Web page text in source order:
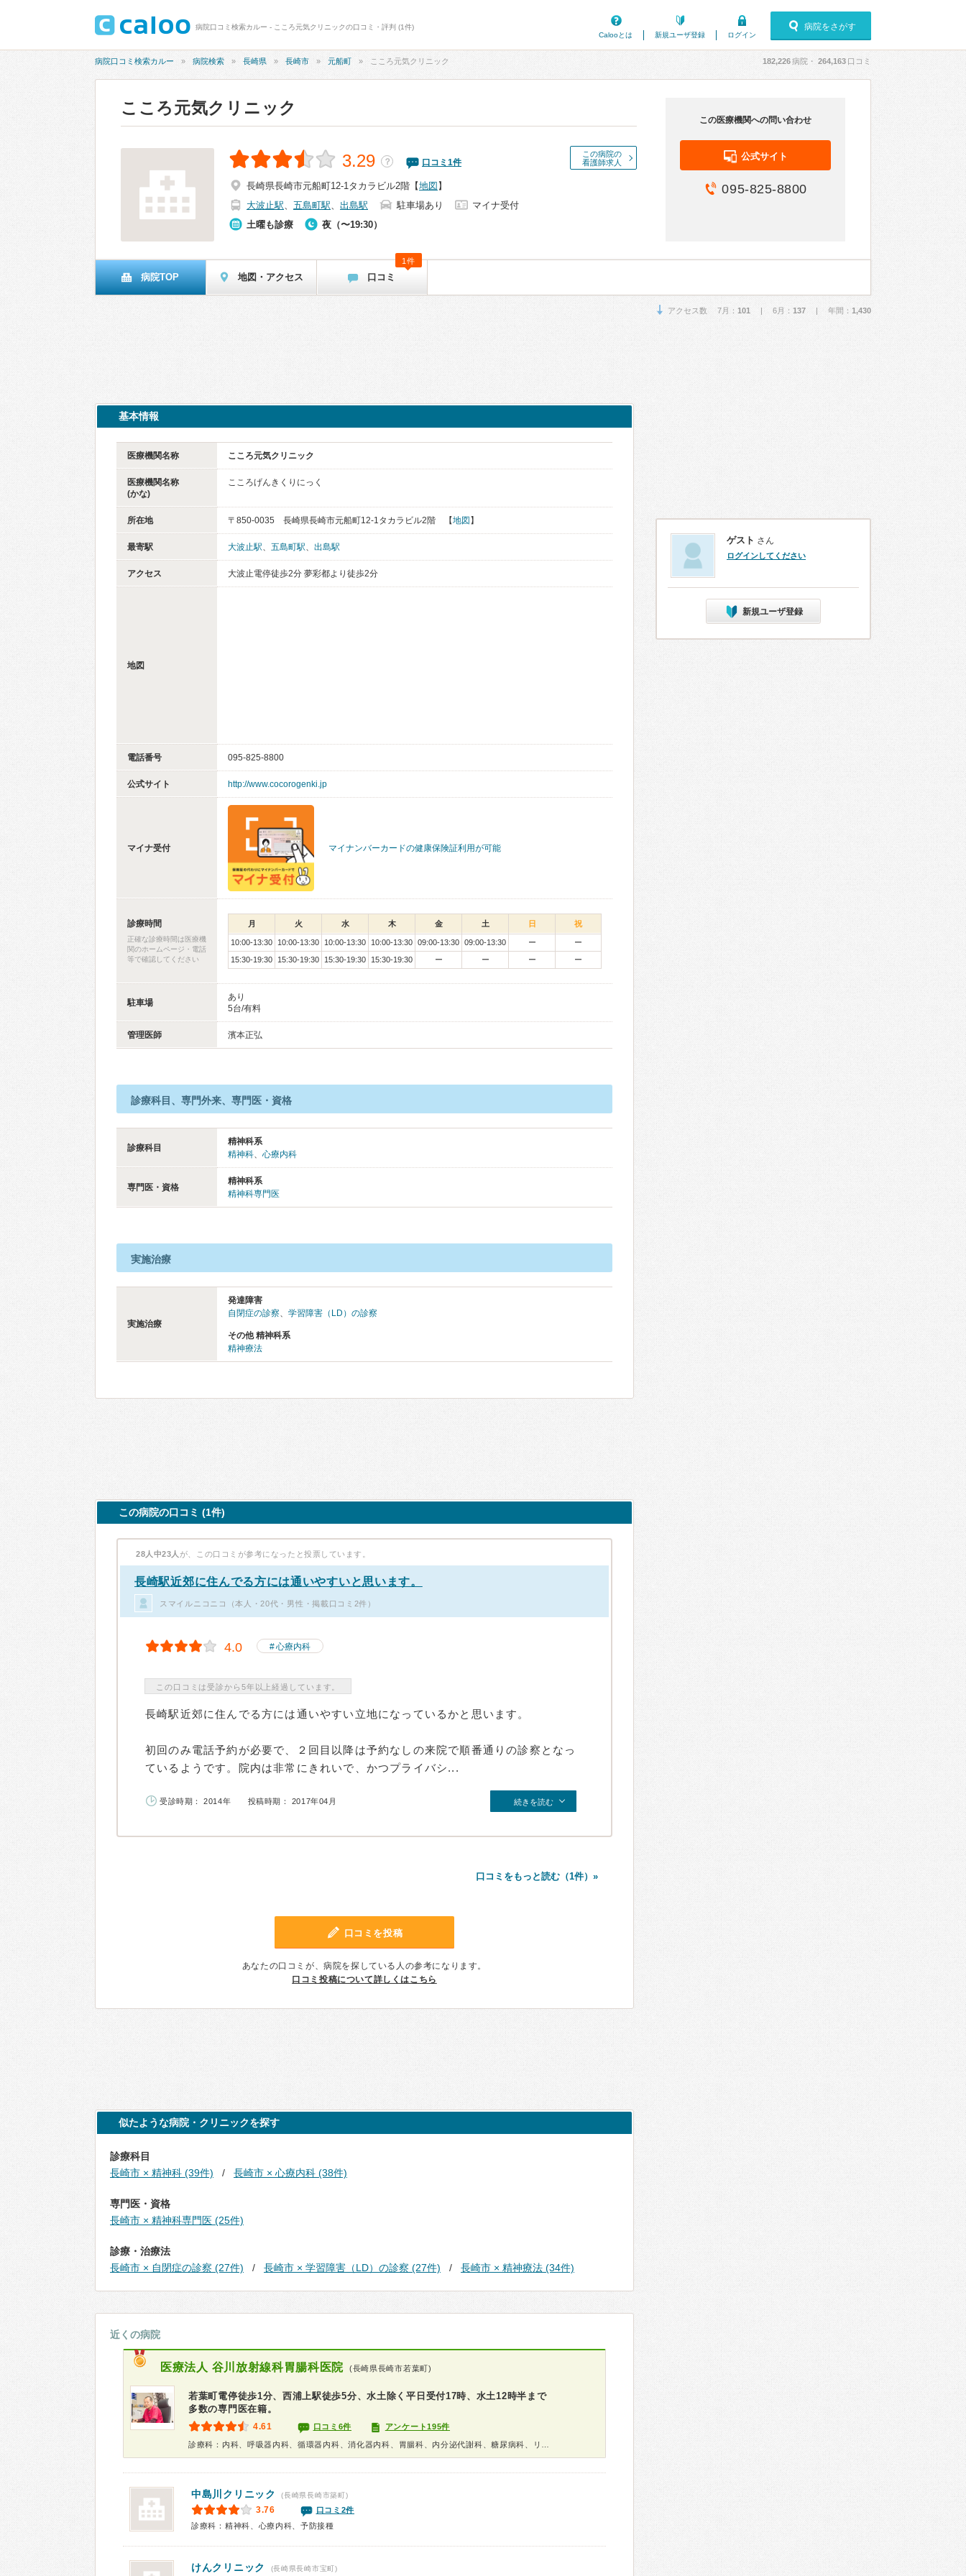
病院口コミ検索カルー - こころ元気クリニックの口コミ・評判 (1件)
Calooとは
新規ユーザ登録 ログイン
病院をさがす
病院口コミ検索カルー 病院検索 長崎県 長崎市 元船町 こころ元気クリニック 182,226病院・ 264,163 口コミ
こころ元気クリニック
この病院の
看護師求人
3.29 ？ 口コミ 1件
長崎県長崎市元船町12-1タカラビル2階 【地図 】
大波止駅、 五島町駅、 出島駅 駐車場あり
マイナ受付
土曜も診療
夜（〜19:30）
この医療機関への問い合わせ
公式サイト
095-825-8800
病院TOP 地図・アクセス 口コミ
1件
アクセス数 7月： 101 | 6月： 137 | 年間： 1,430
基本情報
医療機関名称 こころ元気クリニック
医療機関名称
(かな)
こころげんきくりにっく
所在地 〒850-0035 長崎県長崎市元船町12-1タカラビル2階 【地図 】
最寄駅 大波止駅、 五島町駅、 出島駅
アクセス 大波止電停徒歩2分 夢彩都より徒歩2分
地図
電話番号 095-825-8800
公式サイト http://www.cocorogenki.jp
マイナ受付 マイナンバーカードの健康保険証利用が可能
診療時間
正確な診療時間は医療機
関のホームページ・電話
等で確認してください
月 火 水 木 金 土 日 祝
10:00-13:30 10:00-13:30 10:00-13:30 10:00-13:30 09:00-13:30 09:00-13:30 ー
ー
15:30-19:30
15:30-19:30 15:30-19:30 15:30-19:30 ー ー ー ー
駐車場
あり
5台/有料
管理医師 濱本正弘
診療科目、専門外来、専門医・資格
診療科目
精神科系
精神科、 心療内科
専門医・資格
精神科系
精神科専門医
実施治療
実施治療
発達障害
自閉症の診察、 学習障害（LD）の診察
その他 精神科系
精神療法
この病院の口コミ (1件)
28人中23人 が、この口コミが参考になったと投票しています。
長崎駅近郊に住んでる方には通いやすいと思います。
スマイルニコニコ（本人・20代・男性・掲載口コミ2件）
4.0 心療内科
この口コミは受診から5年以上経過しています。
長崎駅近郊に住んでる方には通いやすい立地になっているかと思います。
初回のみ電話予約が必要で、２回目以降は予約なしの来院で順番通りの診察となっ
ているようです。院内は非常にきれいで、かつプライバシ...
受診時期： 2014年 投稿時期： 2017年04月 続きを読む
口コミをもっと読む（1件）»
口コミを投稿
あなたの口コミが、病院を探している人の参考になります。
口コミ投稿について詳しくはこちら
似たような病院・クリニックを探す
診療科目
長崎市 × 精神科 (39件)
長崎市 × 心療内科 (38件)
専門医・資格
長崎市 × 精神科専門医 (25件)
診療・治療法
長崎市 × 自閉症の診察 (27件)
長崎市 × 学習障害（LD）の診察 (27件) 長崎市 × 精神療法 (34件)
近くの病院
医療法人 谷川放射線科胃腸科医院 (長崎県長崎市若葉町)
若葉町電停徒歩1分、西浦上駅徒歩5分、水土除く平日受付17時、水土12時半まで
多数の専門医在籍。
4.61 口コミ6件 アンケート195件
中島川クリニック (長崎県長崎市築町)
3.76
口コミ2件
診療科：精神科、心療内科、予防接種
けんクリニック (長崎県長崎市宝町)
ゲスト さん
ログインしてください
新規ユーザ登録